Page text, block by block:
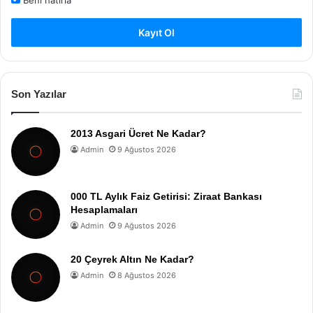
Kayıt Ol
Son Yazılar
2013 Asgari Ücret Ne Kadar?
Admin 9 Ağustos 2026
000 TL Aylık Faiz Getirisi: Ziraat Bankası
Hesaplamaları
Admin 9 Ağustos 2026
20 Çeyrek Altın Ne Kadar?
Admin 8 Ağustos 2026